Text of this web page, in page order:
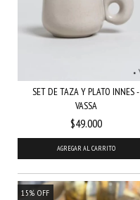
SET DE TAZA Y PLATO INNES -
VASSA
$49.000
15% OFF